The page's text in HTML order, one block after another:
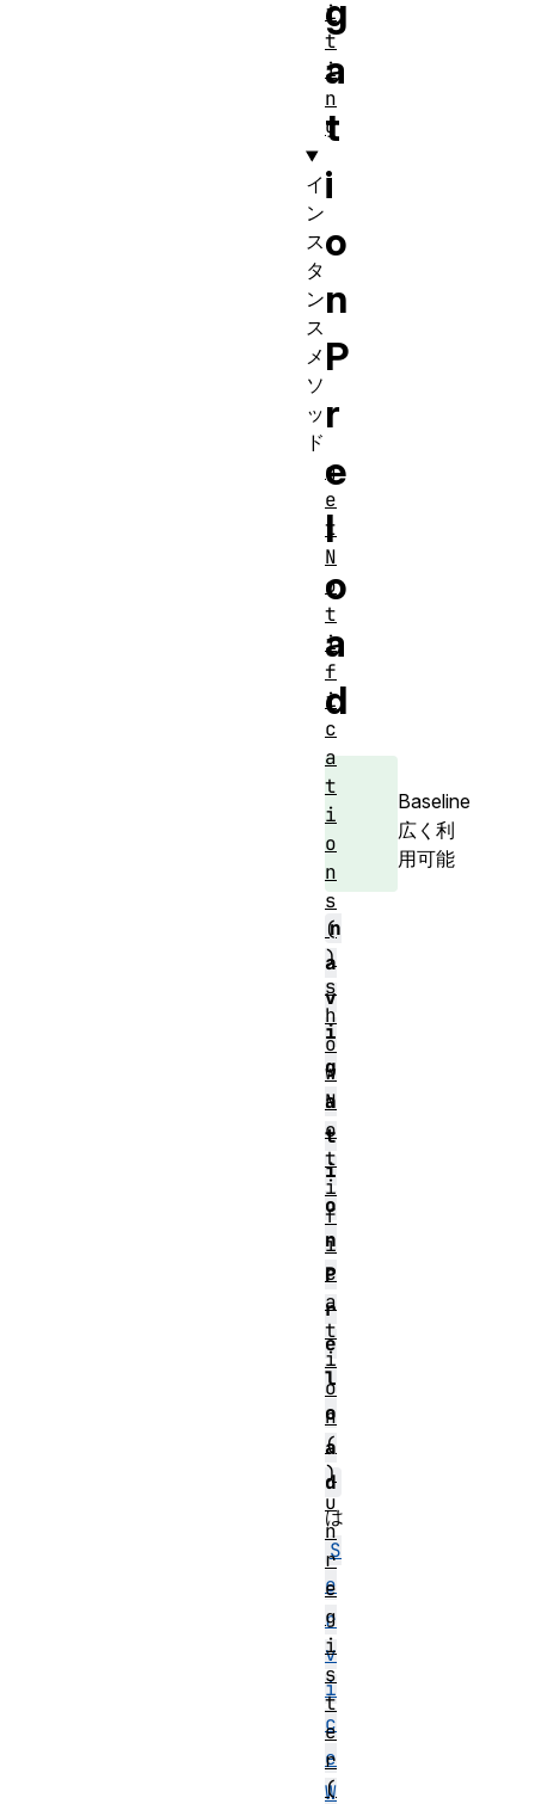
g
a
t
i
o
n
P
r
e
l
o
a
d
Baseline
広く利
用可能
n
a
v
i
g
a
t
i
o
n
P
r
e
l
o
a
d
は
S
e
r
v
i
c
e
W
i
t
i
n
g
イ
ン
ス
タ
ン
ス
メ
ソ
ッ
ド
g
e
t
N
o
t
i
f
i
c
a
t
i
o
n
s
(
)
s
h
o
w
N
o
t
i
f
i
c
a
t
i
o
n
(
)
u
n
r
e
g
i
s
t
e
r
(